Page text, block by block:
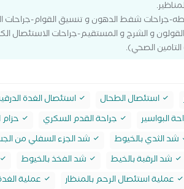
جراحات شفط الدهون و تنسيق القوام-جراحات
و الشرج و المستقيم-جراحات الاستئصال
الصحي).
استئصال الطحال استئصال الغدة
البواسير جراحة القدم السكري
شد الثدي بالخيوط شد الجزء السفلي من
شد الرقبة بالخيط شد الفخذ بالخيوط
عملية استئصال الرحم بالمنظار عملية